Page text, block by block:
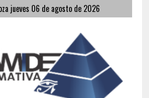
jueves 06 de agosto de 2026